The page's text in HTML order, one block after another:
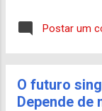
Postar um
O futuro
Depende de